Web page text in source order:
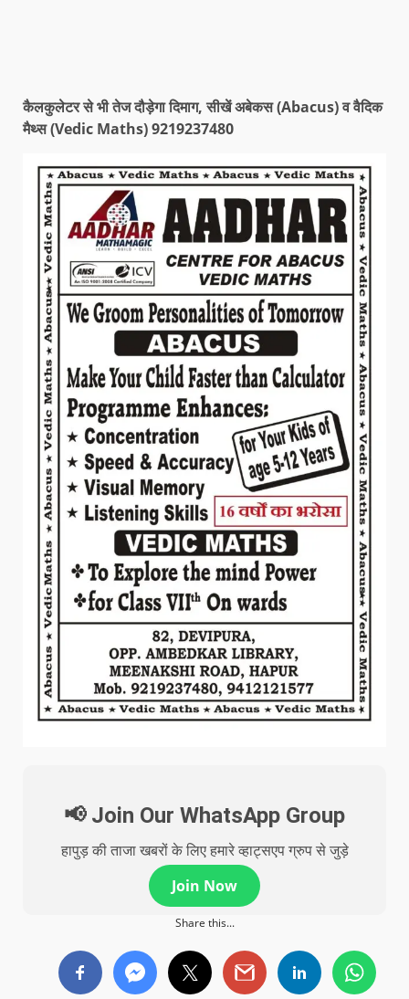
कैलकुलेटर से भी तेज दौड़ेगा दिमाग, सीखें अबेकस (Abacus) व वैदिक
मैथ्स (Vedic Maths) 9219237480
📢 Join Our WhatsApp Group
हापुड़ की ताजा खबरों के लिए हमारे व्हाट्सएप ग्रुप से जुड़े
Join Now
Share this...